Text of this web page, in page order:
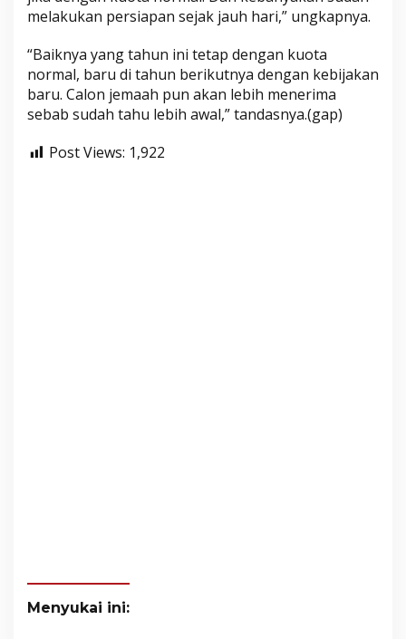
melakukan persiapan sejak jauh hari,” ungkapnya.
“Baiknya yang tahun ini tetap dengan kuota
normal, baru di tahun berikutnya dengan kebijakan
baru. Calon jemaah pun akan lebih menerima
sebab sudah tahu lebih awal,” tandasnya.(gap)
Post Views: 1,922
Menyukai ini: